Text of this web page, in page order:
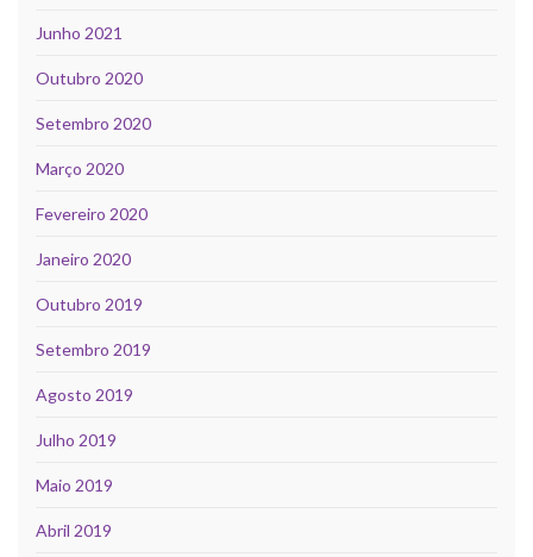
Junho 2021
Outubro 2020
Setembro 2020
Março 2020
Fevereiro 2020
Janeiro 2020
Outubro 2019
Setembro 2019
Agosto 2019
Julho 2019
Maio 2019
Abril 2019